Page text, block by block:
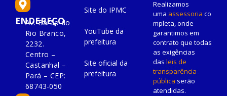
ENDEREÇO
Av. Barão do
Rio Branco,
2232.
Centro –
Castanhal –
Pará – CEP:
68743-050
Site do IPMC
YouTube da
prefeitura
Site oficial da
prefeitura
Realizamos
uma assessoria co
mpleta, onde
garantimos em
contrato que todas
as exigências
das leis de
transparência
pública serão
atendidas.